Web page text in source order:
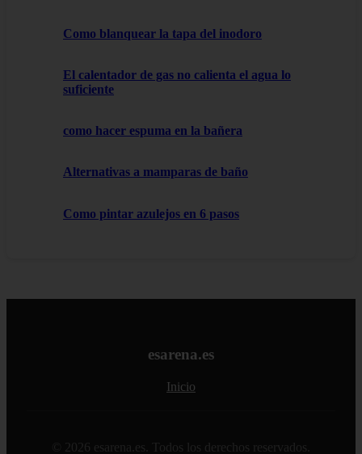
Como blanquear la tapa del inodoro
El calentador de gas no calienta el agua lo
suficiente
como hacer espuma en la bañera
Alternativas a mamparas de baño
Como pintar azulejos en 6 pasos
esarena.es
Inicio
© 2026 esarena.es. Todos los derechos reservados.